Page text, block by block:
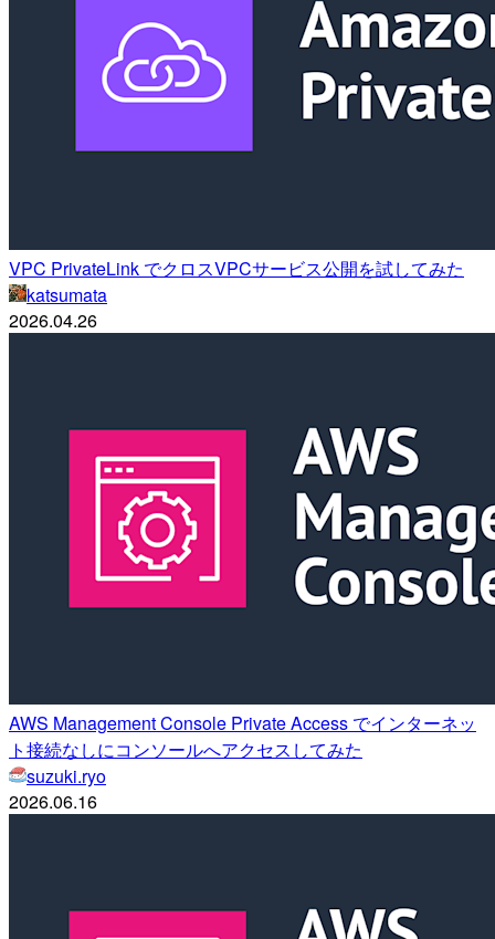
VPC PrivateLink でクロスVPCサービス公開を試してみた
katsumata
2026.04.26
AWS Management Console Private Access でインターネッ
ト接続なしにコンソールへアクセスしてみた
suzuki.ryo
2026.06.16